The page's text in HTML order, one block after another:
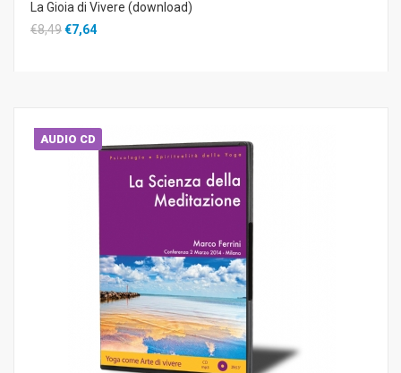
La Gioia di Vivere (download)
€8,49€7,64
AUDIO CD